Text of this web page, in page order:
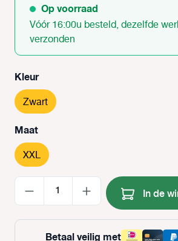
Op voorraad
Vóór 16:00u besteld, dezelfde
verzonden
Selecteer
Kleur
Zwart
Selecteer
Maat
XXL
In de
Betaal veilig met